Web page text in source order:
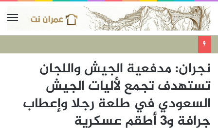
نجران: مدفعية الجيش واللجان
تستهدف تجمع لأليات الجيش
السعودي في طلعة رجلا وإعطاب
جرافة و3 أطقم عسكرية